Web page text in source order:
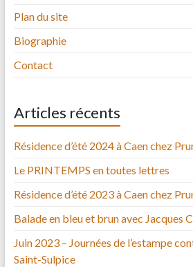
Plan du site
Biographie
Contact
Articles récents
Résidence d’été 2024 à Caen chez
Le PRINTEMPS en toutes lettres
Résidence d’été 2023 à Caen chez
Balade en bleu et brun avec Jacques
Juin 2023 – Journées de l’estampe
Saint-Sulpice